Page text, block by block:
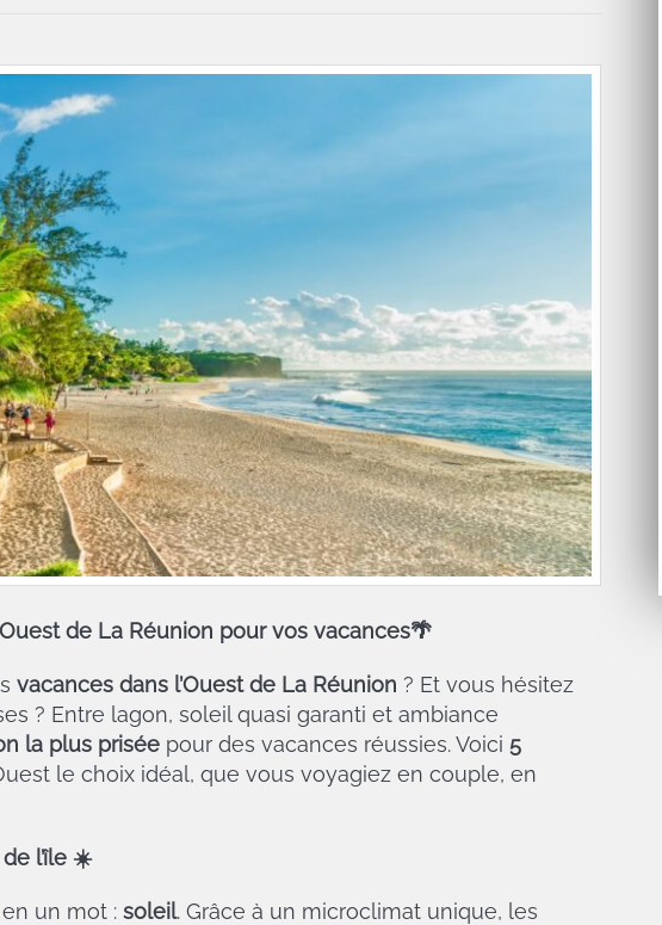
de La Réunion pour vos vacances🌴
vacances dans l’Ouest de La Réunion ? Et vous hésitez
? Entre lagon, soleil quasi garanti et ambiance
la plus prisée pour des vacances réussies. Voici 5
le choix idéal, que vous voyagiez en couple, en
l’île ☀️
en un mot : soleil. Grâce à un microclimat unique, les